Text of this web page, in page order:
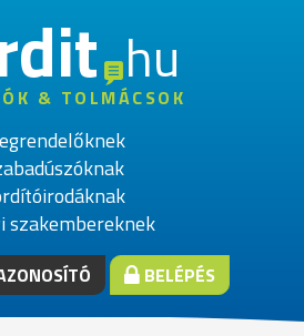
hu
& TOLMÁCSOK
szakembereknek
BELÉPÉS